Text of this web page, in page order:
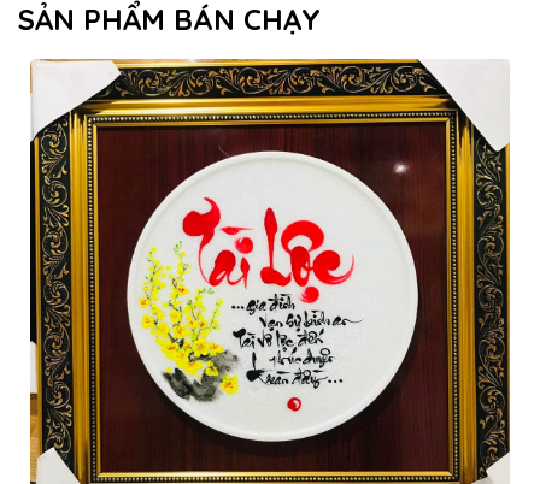
SẢN PHẨM BÁN CHẠY